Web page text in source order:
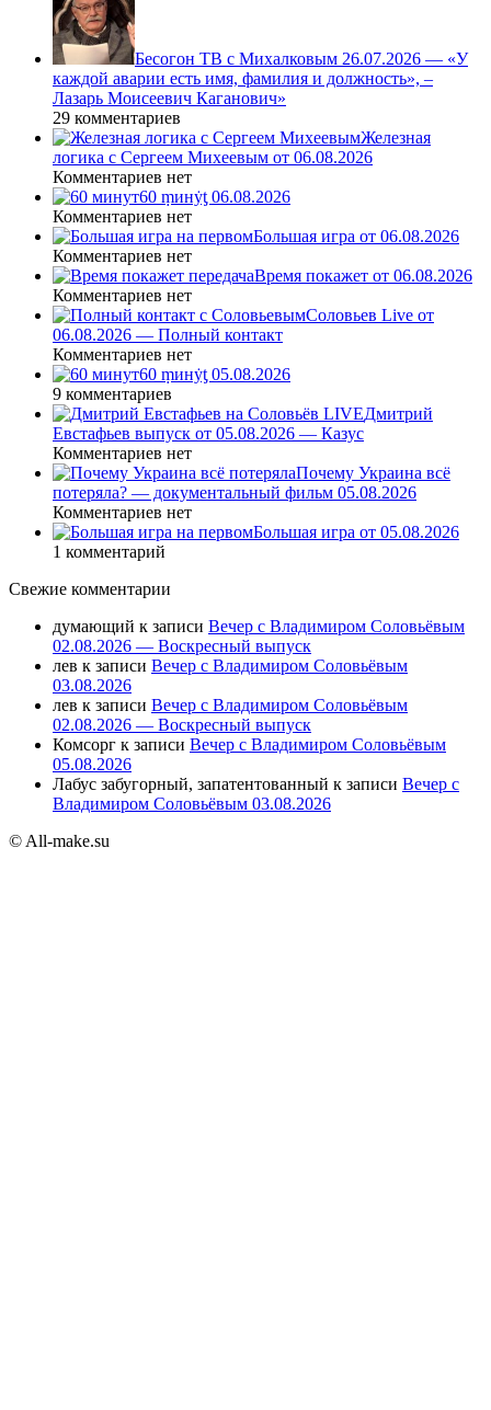
Бесогон ТВ с Михалковым 26.07.2026 — «У
каждой аварии есть имя, фамилия и должность», –
Лазарь Моисеевич Каганович»
29 комментариев
Железная
логика с Сергеем Михеевым от 06.08.2026
Комментариев нет
60 ṃинẏƫ 06.08.2026
Комментариев нет
Большая игра от 06.08.2026
Комментариев нет
Время покажет от 06.08.2026
Комментариев нет
Соловьев Live от
06.08.2026 — Полный контакт
Комментариев нет
60 ṃинẏƫ 05.08.2026
9 комментариев
Дмитрий
Евстафьев выпуск от 05.08.2026 — Казус
Комментариев нет
Почему Украина всё
потеряла? — документальный фильм 05.08.2026
Комментариев нет
Большая игра от 05.08.2026
1 комментарий
Свежие комментарии
думающий к записи Вечер с Владимиром Соловьёвым
02.08.2026 — Воскресный выпуск
лев к записи Вечер с Владимиром Соловьёвым
03.08.2026
лев к записи Вечер с Владимиром Соловьёвым
02.08.2026 — Воскресный выпуск
Комсорг к записи Вечер с Владимиром Соловьёвым
05.08.2026
Лабус забугорный, запатентованный к записи Вечер с
Владимиром Соловьёвым 03.08.2026
© All-make.su